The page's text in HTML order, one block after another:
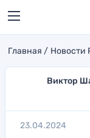
Главная Новости
Виктор
23.04.2024